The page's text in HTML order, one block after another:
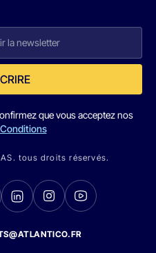
que vous acceptez nos
tous droits réservés.